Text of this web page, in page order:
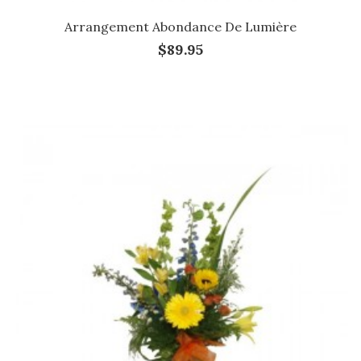
Arrangement Abondance De Lumière
$89.95